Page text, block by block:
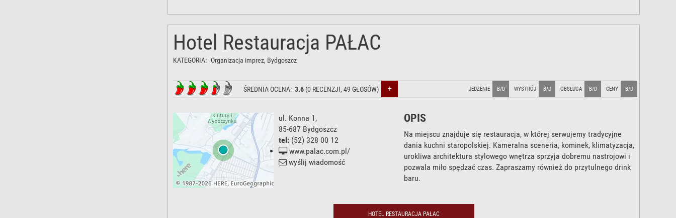
Hotel Restauracja PAŁAC
KATEGORIA: Organizacja imprez, Bydgoszcz
ŚREDNIA OCENA: 3.6 (0 RECENZJI, 49 GŁOSÓW) + JEDZENIE B/D WYSTRÓJ B/D OBSŁUGA B/D CENY B/D
ul. Konna 1 ,
85-687 Bydgoszcz
tel: (52) 328 00 12
www.palac.com.pl/
wyślij wiadomość
OPIS
Na miejscu znajduje się restauracja, w której serwujemy tradycyjne
dania kuchni staropolskiej. Kameralna sceneria, kominek, klimatyzacja,
urokliwa architektura stylowego wnętrza sprzyja dobremu nastrojowi i
pozwala miło spędzać czas. Zapraszamy również do przytulnego drink
baru.
HOTEL RESTAURACJA PAŁAC